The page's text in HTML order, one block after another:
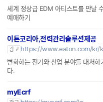
세계 정상급 EDM 아티스트를 만날
예매하기
이튼코리아,전력관리솔루션제공
광고 https://www.eaton.com/kr/
변화하는 전기와 산업 분야를 대처
다.
myEcrf